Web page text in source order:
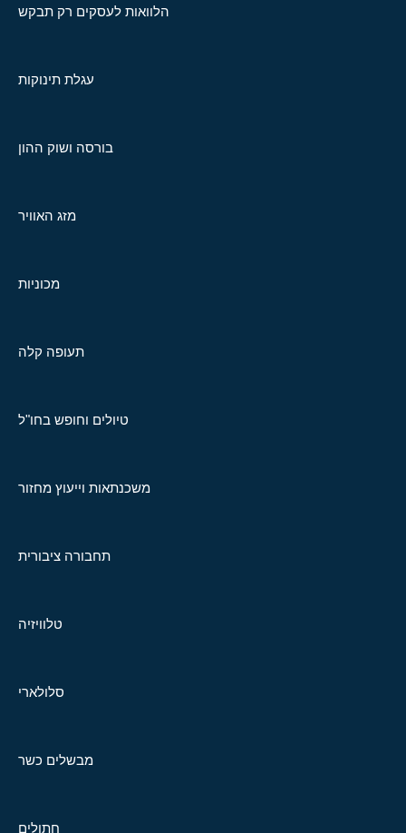
הלוואות לעסקים רק תבקש
עגלת תינוקות
בורסה ושוק ההון
מזג האוויר
מכוניות
תעופה קלה
טיולים וחופש בחו"ל
משכנתאות וייעוץ מחזור
תחבורה ציבורית
טלוויזיה
סלולארי
מבשלים כשר
חתולים